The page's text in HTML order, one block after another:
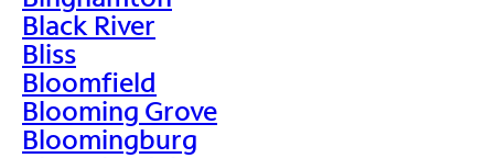
Black River
Bliss
Bloomfield
Blooming Grove
Bloomingburg